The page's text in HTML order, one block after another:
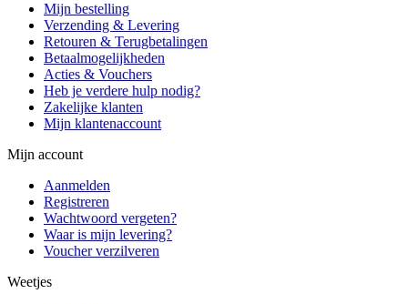
Mijn bestelling
Verzending & Levering
Retouren & Terugbetalingen
Betaalmogelijkheden
Acties & Vouchers
Heb je verdere hulp nodig?
Zakelijke klanten
Mijn klantenaccount
Mijn account
Aanmelden
Registreren
Wachtwoord vergeten?
Waar is mijn levering?
Voucher verzilveren
Weetjes